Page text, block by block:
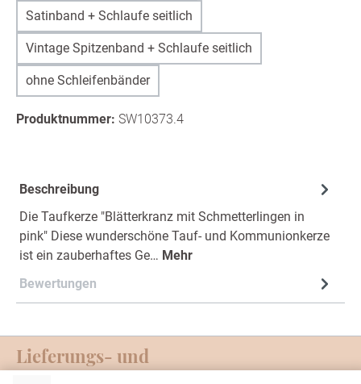
Satinband + Schlaufe seitlich
Vintage Spitzenband + Schlaufe seitlich
ohne Schleifenbänder
Produktnummer: SW10373.4
Beschreibung
Die Taufkerze "Blätterkranz mit Schmetterlingen in
pink" Diese wunderschöne Tauf- und Kommunionkerze
ist ein zauberhaftes Ge… Mehr
Bewertungen
Lieferungs- und